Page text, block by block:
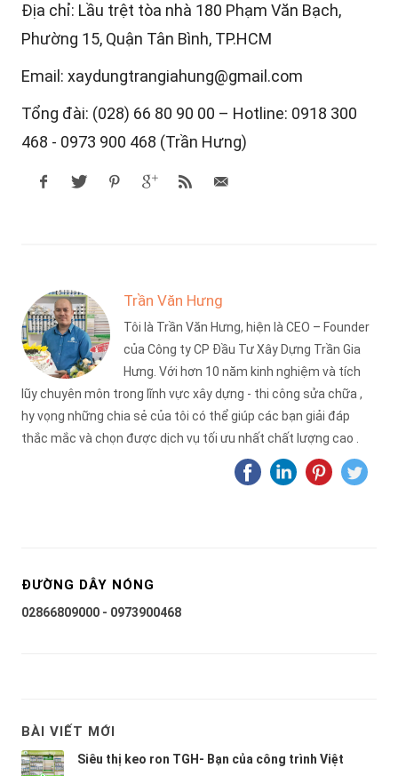
Địa chỉ: Lầu trệt tòa nhà 180 Phạm Văn Bạch,
Phường 15, Quận Tân Bình, TP.HCM
Email: xaydungtrangiahung@gmail.com
Tổng đài: (028) 66 80 90 00 – Hotline: 0918 300
468 - 0973 900 468 (Trần Hưng)
Trần Văn Hưng
Tôi là Trần Văn Hưng, hiện là CEO – Founder
của Công ty CP Đầu Tư Xây Dựng Trần Gia
Hưng. Với hơn 10 năm kinh nghiệm và tích
lũy chuyên môn trong lĩnh vực xây dựng - thi công sửa chữa ,
hy vọng những chia sẻ của tôi có thể giúp các bạn giải đáp
thắc mắc và chọn được dịch vụ tối ưu nhất chất lượng cao .
ĐƯỜNG DÂY NÓNG
02866809000 - 0973900468
BÀI VIẾT MỚI
Siêu thị keo ron TGH- Bạn của công trình Việt